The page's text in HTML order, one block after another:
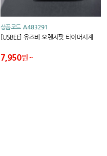
상품코드 A483291
[USBEE] 유즈비 오렌지팟 타이머시계
7,950원